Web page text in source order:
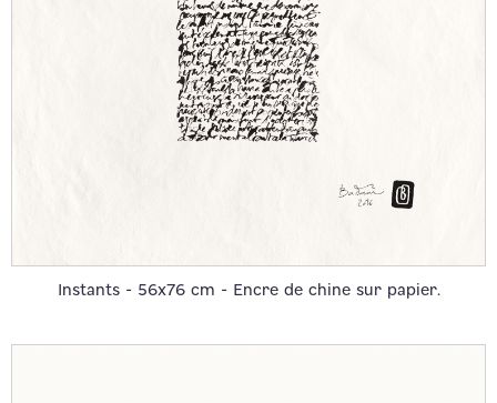
Instants - 56x76 cm - Encre de chine sur papier.